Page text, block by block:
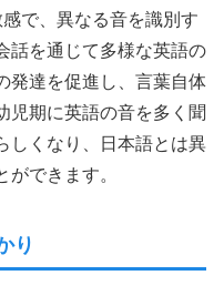
で、異なる音を識別す
話を通じて多様な英語の
発達を促進し、言葉自体
児期に英語の音を多く聞
しくなり、日本語とは異
できます。
り